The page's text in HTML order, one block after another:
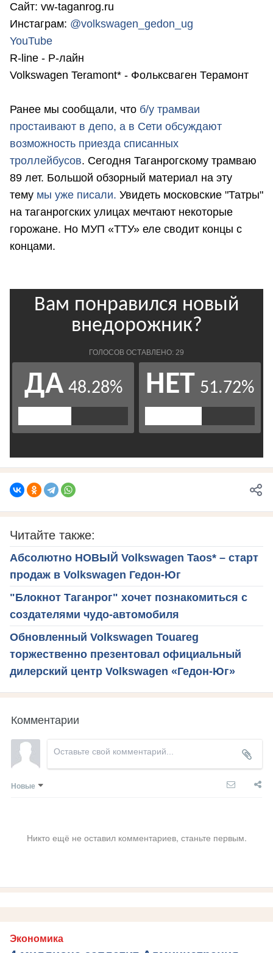
Сайт: vw-taganrog.ru
Инстаграм: @volkswagen_gedon_ug
YouTube
R-line - Р-лайн
Volkswagen Teramont* - Фольксваген Терамонт
Ранее мы сообщали, что б/у трамваи
простаивают в депо, а в Сети обсуждают
возможность приезда списанных
троллейбусов. Сегодня Таганрогскому трамваю
89 лет. Большой обзорный материал на эту
тему мы уже писали. Увидеть московские "Татры"
на таганрогских улицах мечтают некоторые
горожане. Но МУП «ТТУ» еле сводит концы с
концами.
Читайте также:
Абсолютно НОВЫЙ Volkswagen Taos* – старт
продаж в Volkswagen Гедон-Юг
"Блокнот Таганрог" хочет познакомиться с
создателями чудо-автомобиля
Обновленный Volkswagen Touareg
торжественно презентовал официальный
дилерский центр Volkswagen «Гедон-Юг»
Комментарии
Новые
Никто ещё не оставил комментариев, станьте первым.
Экономика